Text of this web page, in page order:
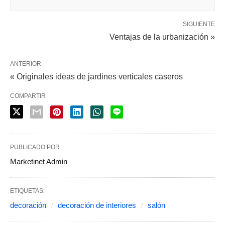
SIGUIENTE
Ventajas de la urbanización »
ANTERIOR
« Originales ideas de jardines verticales caseros
COMPARTIR
PUBLICADO POR
Marketinet Admin
ETIQUETAS:
decoración decoración de interiores salón